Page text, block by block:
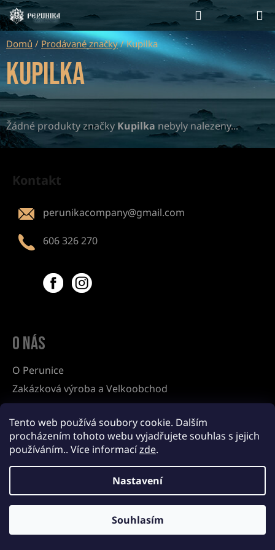
Tento web používá soubory cookie. Dalším
procházením tohoto webu vyjadřujete souhlas s jejich
používáním.. Více informacízde.
Nastavení
Souhlasím
Přejít
na
obsah
Hledat
KOŠÍK
Domů / Prodávané značky / Kupilka
Kupilka
Žádné produkty značky Kupilka nebyly nalezeny...
Kontakt
perunikacompany@gmail.com
606 326 270
FacebookInstagram
O nás
O Perunice
Zakázková výroba a Velkoobchod
Obchodní podmínky
Informace o zpracování osobních údajů
©Copyright 2022 Perunika.cz. Všechna práva vyhrazena.